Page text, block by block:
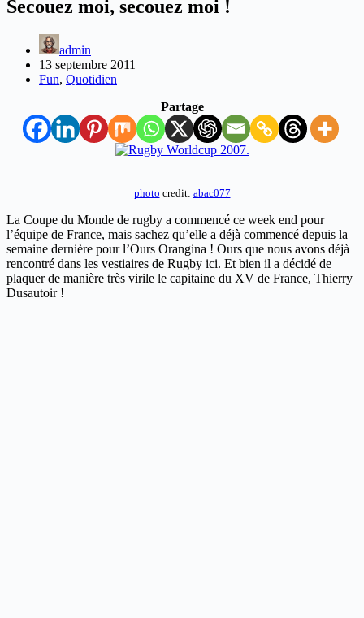
Secouez moi, secouez moi !
admin
13 septembre 2011
Fun, Quotidien
Partage
photo credit: abac077
La Coupe du Monde de rugby a commencé ce week end pour
l’équipe de France, mais sachez qu’elle a déjà commencé depuis la
semaine dernière pour l’Ours Orangina ! Ours que nous avons déjà
rencontré dans les vestiaires de Rugby ici. Et bien il a décidé de
plaquer de manière très virile le capitaine du XV de France, Thierry
Dusautoir !